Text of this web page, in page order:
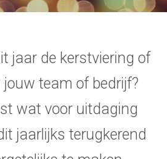
jaar de kerstviering of
team of bedrijf?
wat voor uitdaging
jaarlijks terugkerend